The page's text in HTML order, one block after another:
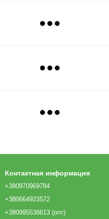
Контактная информация
+380970969784
+380664923572
+380995538613 (опт)